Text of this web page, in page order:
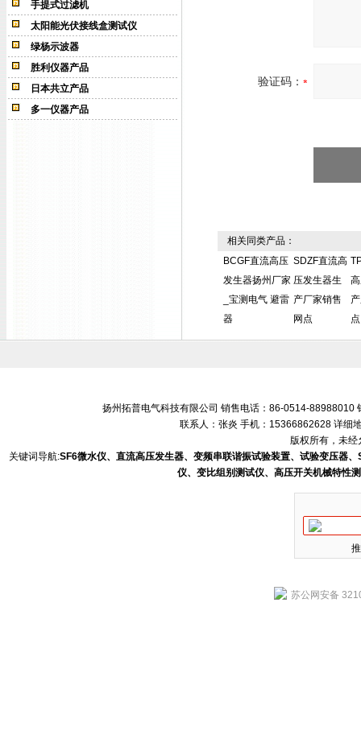
手提式过滤机
太阳能光伏接线盒测试仪
绿杨示波器
胜利仪器产品
日本共立产品
多一仪器产品
验证码：
相关同类产品：
BCGF直流高压
发生器扬州厂家
_宝测电气 避雷
器
SDZF直流高
压发生器生
产厂家销售
网点
点
扬州拓普电气科技有限公司 销售电话：86-0514-88988010
联系人：张炎 手机：15366862628 详细
版权所有，未
关键词导航:SF6微水仪、直流高压发生器、变频串联谐振试验装置、试验变压器
仪、变比组别测试仪、高压开关机械特性
苏公网安备